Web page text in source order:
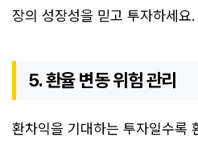
장의 성장성을 믿고 투자하세요.
5. 환율 변동 위험 관리
환차익을 기대하는 투자일수록